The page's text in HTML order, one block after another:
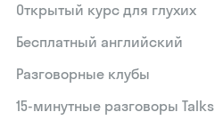
Открытый курс для глухих
Бесплатный английский
Разговорные клубы
15‑минутные разговоры Talks